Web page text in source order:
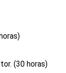
(30 horas)